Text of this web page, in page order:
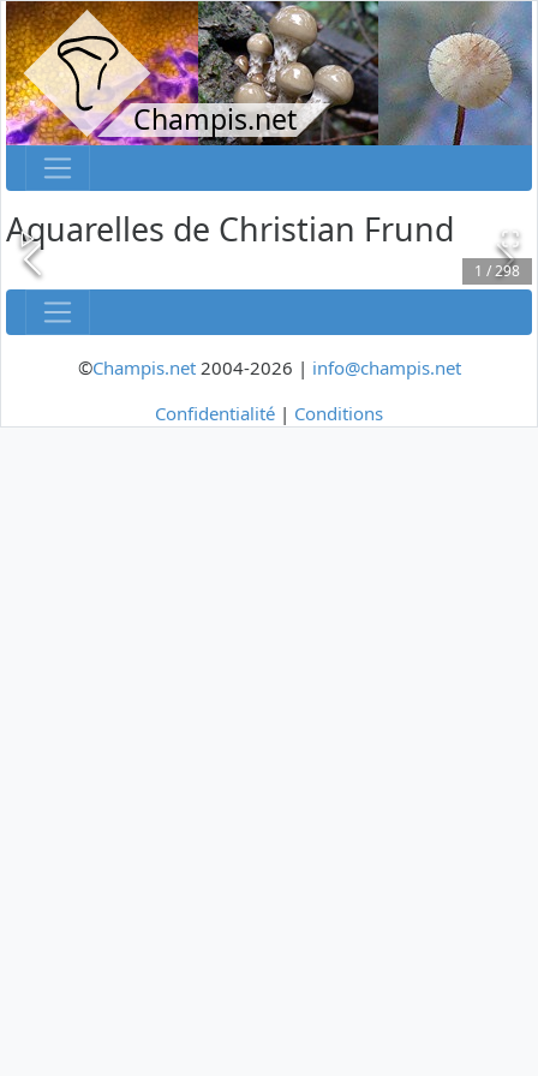
Champis.net
Aquarelles de Christian Frund
1 /298
©Champis.net2004-2026 | info@champis.net
Confidentialité | Conditions